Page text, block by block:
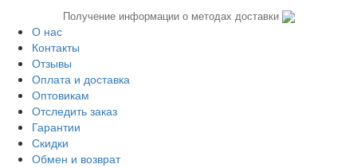
Получение информации о методах доставки
О нас
Контакты
Отзывы
Оплата и доставка
Оптовикам
Отследить заказ
Гарантии
Скидки
Обмен и возврат